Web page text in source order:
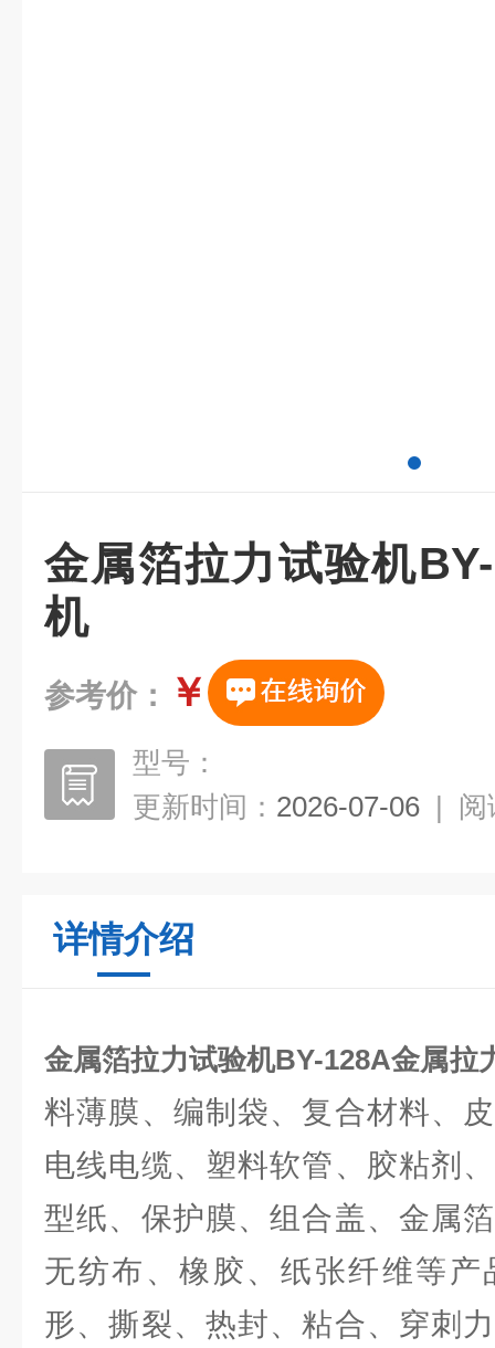
金属箔拉力试验机
机
参考价： ￥
型号：
更新时间： 2026-07-06 | 阅
详情介绍
金属箔拉力试验机BY-128A金属拉
料薄膜、编制袋、复合材料、
电线电缆、塑料软管、胶粘剂
型纸、保护膜、组合盖、金属
无纺布、橡胶、纸张纤维等
形、撕裂、热封、粘合、穿刺